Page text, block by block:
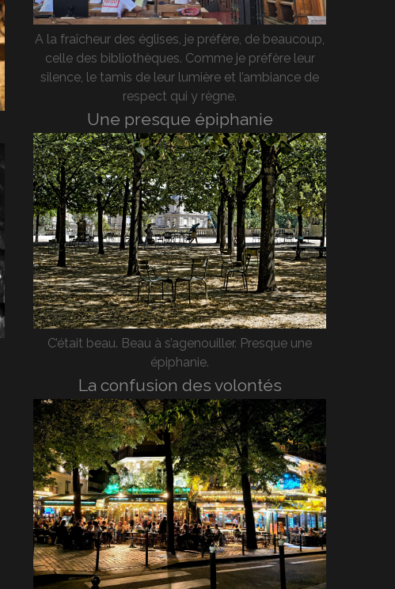
A la fraîcheur des églises, je préfère, de beaucoup,
celle des bibliothèques. Comme je préfère leur
silence, le tamis de leur lumière et l’ambiance de
respect qui y règne.
Une presque épiphanie
C’était beau. Beau à s’agenouiller. Presque une
épiphanie.
La confusion des volontés